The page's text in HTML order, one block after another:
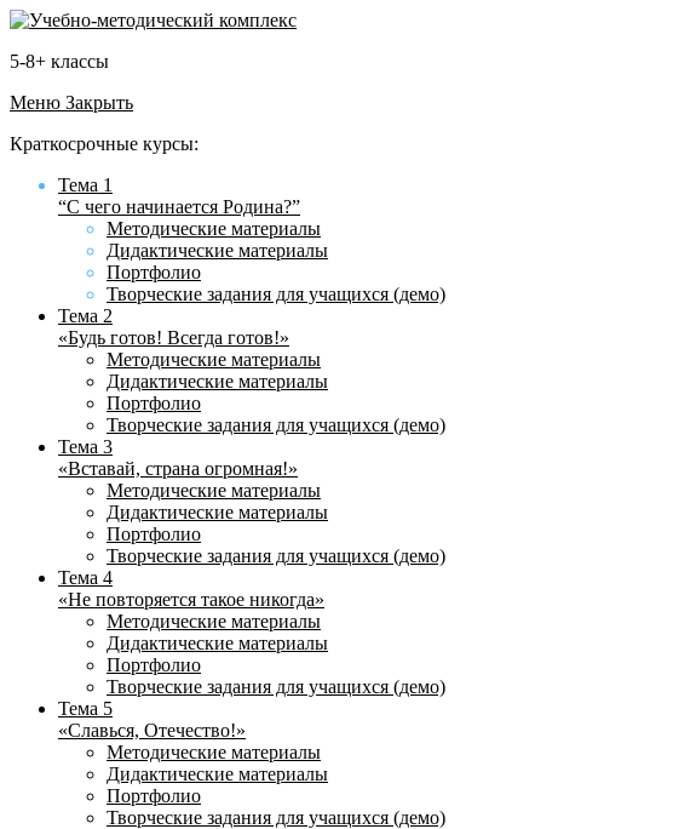
5-8+ классы
Меню Закрыть
Краткосрочные курсы:
Тема 1
“С чего начинается Родина?”
Методические материалы
Дидактические материалы
Портфолио
Творческие задания для учащихся (демо)
Тема 2
«Будь готов! Всегда готов!»
Методические материалы
Дидактические материалы
Портфолио
Творческие задания для учащихся (демо)
Тема 3
«Вставай, страна огромная!»
Методические материалы
Дидактические материалы
Портфолио
Творческие задания для учащихся (демо)
Тема 4
«Не повторяется такое никогда»
Методические материалы
Дидактические материалы
Портфолио
Творческие задания для учащихся (демо)
Тема 5
«Славься, Отечество!»
Методические материалы
Дидактические материалы
Портфолио
Творческие задания для учащихся (демо)